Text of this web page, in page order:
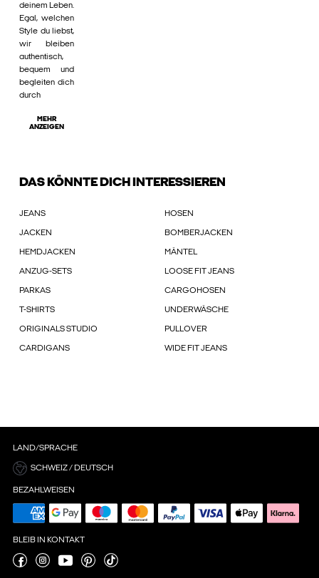
deinem Leben.
Egal, welchen
Style du liebst,
wir bleiben
authentisch,
bequem und
begleiten dich
durch
MEHR
ANZEIGEN
DAS KÖNNTE DICH INTERESSIEREN
JEANS HOSEN
JACKEN BOMBERJACKEN
HEMDJACKEN MÄNTEL
ANZUG-SETS LOOSE FIT JEANS
PARKAS CARGOHOSEN
T-SHIRTS UNDERWÄSCHE
ORIGINALS STUDIO PULLOVER
CARDIGANS WIDE FIT JEANS
LAND/SPRACHE
SCHWEIZ / DEUTSCH
BEZAHLWEISEN
BLEIB IN KONTAKT